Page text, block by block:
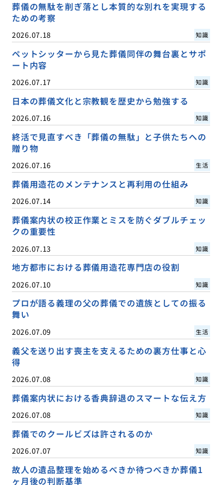
葬儀の無駄を削ぎ落とし本質的な別れを実現する
ための考察
2026.07.18 知識
ペットシッターから見た葬儀同伴の舞台裏とサポ
ート内容
2026.07.17 知識
日本の葬儀文化と宗教観を歴史から勉強する
2026.07.16 知識
終活で見直すべき「葬儀の無駄」と子供たちへの
贈り物
2026.07.16 生活
葬儀用造花のメンテナンスと再利用の仕組み
2026.07.14 知識
葬儀案内状の校正作業とミスを防ぐダブルチェッ
クの重要性
2026.07.13 知識
地方都市における葬儀用造花専門店の役割
2026.07.10 知識
プロが語る義理の父の葬儀での遺族としての振る
舞い
2026.07.09 生活
義父を送り出す喪主を支えるための裏方仕事と心
得
2026.07.08 知識
葬儀案内状における香典辞退のスマートな伝え方
2026.07.08 知識
葬儀でのクールビズは許されるのか
2026.07.07 知識
故人の遺品整理を始めるべきか待つべきか葬儀1
ヶ月後の判断基準